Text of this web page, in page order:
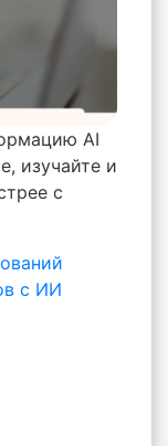
AI
изучайте и
с
с ИИ